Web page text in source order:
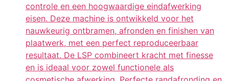
controle en een hoogwaardige eindafwerking
eisen. Deze machine is ontwikkeld voor het
nauwkeurig ontbramen, afronden en finishen van
plaatwerk, met een perfect reproduceerbaar
resultaat. De LSP combineert kracht met finesse
en is ideaal voor zowel functionele als